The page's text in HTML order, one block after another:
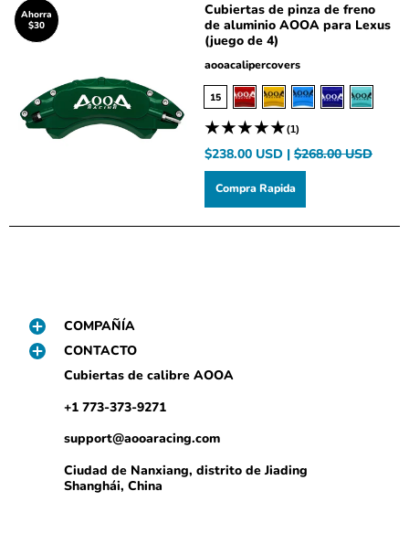
Ahorra
$30
Cubiertas de pinza de freno
de aluminio AOOA para Lexus
(juego de 4)
aooacalipercovers
15
(1)
$238.00 USD | $268.00 USD
Compra Rapida
COMPAÑÍA
CONTACTO
Cubiertas de calibre AOOA
+1 773-373-9271
support@aooaracing.com
Ciudad de Nanxiang, distrito de Jiading
Shanghái, China